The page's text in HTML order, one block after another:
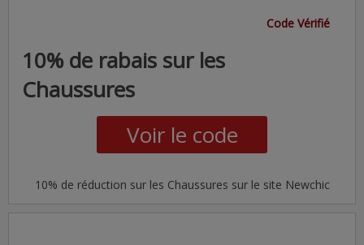
Code Vérifié
10% de rabais sur les
Chaussures
Voir le code
10% de réduction sur les Chaussures sur le site Newchic